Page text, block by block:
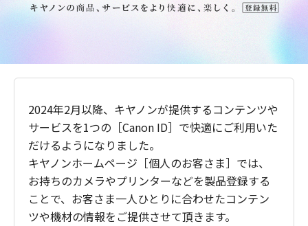
2024年2月以降、キヤノンが提供するコンテンツや
サービスを1つの［Canon ID］で快適にご利用いた
だけるようになりました。
キヤノンホームページ［個人のお客さま］では、
お持ちのカメラやプリンターなどを製品登録する
ことで、お客さま一人ひとりに合わせたコンテン
ツや機材の情報をご提供させて頂きます。